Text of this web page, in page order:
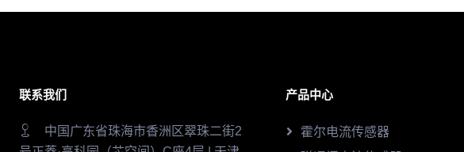
联系我们
中国广东省珠海市香洲区翠珠二街2
产品中心
霍尔电流传感器